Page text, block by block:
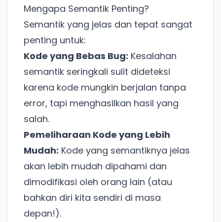
Mengapa Semantik Penting?
Semantik yang jelas dan tepat sangat
penting untuk:
Kode yang Bebas Bug: Kesalahan
semantik seringkali sulit dideteksi
karena kode mungkin berjalan tanpa
error, tapi menghasilkan hasil yang
salah.
Pemeliharaan Kode yang Lebih
Mudah: Kode yang semantiknya jelas
akan lebih mudah dipahami dan
dimodifikasi oleh orang lain (atau
bahkan diri kita sendiri di masa
depan!).